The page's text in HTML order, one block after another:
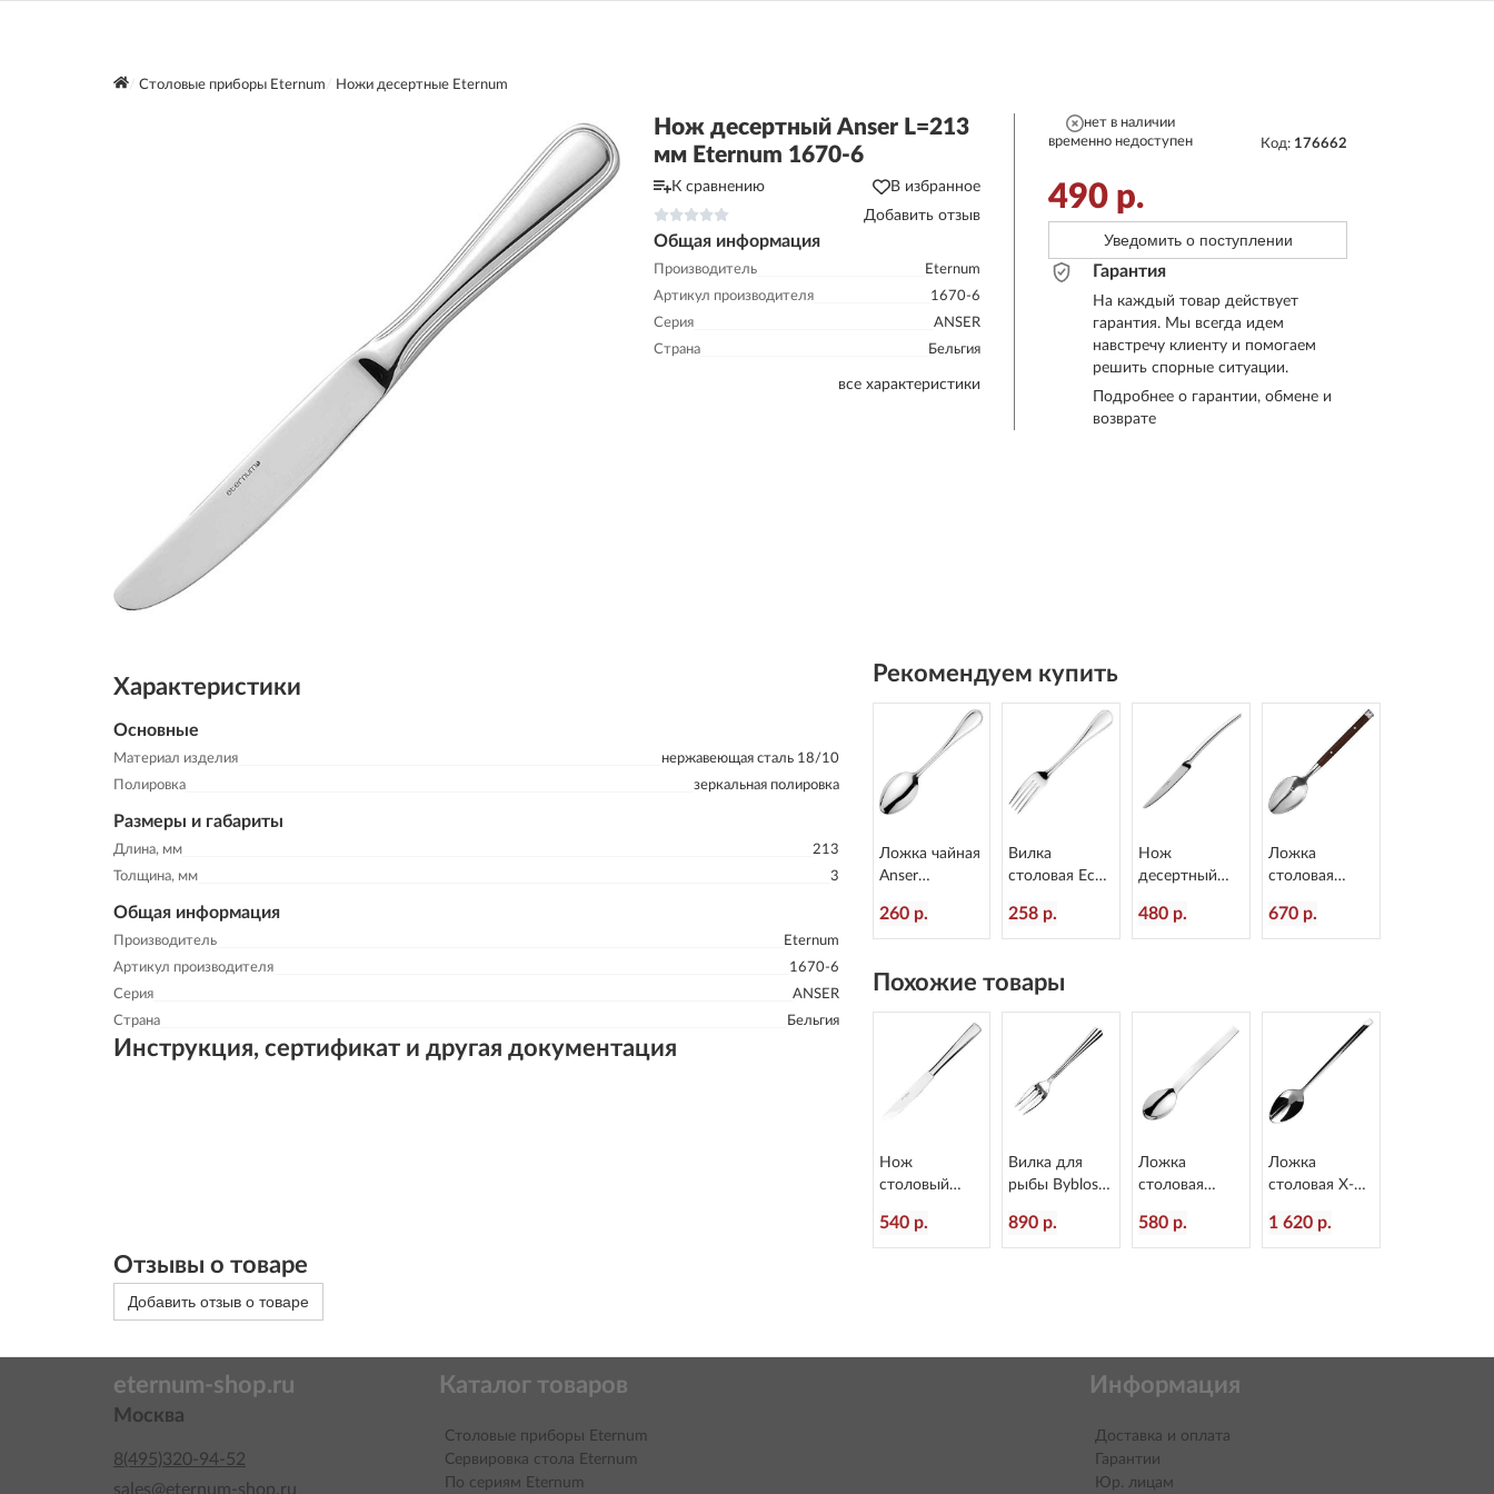
Столовые приборы Eternum Ножи десертные Eternum
Нож десертный Anser L=213
мм Eternum 1670-6
К сравнению
В избранное
Добавить отзыв
Общая информация
Производитель
Eternum
Артикул производителя
1670-6
Серия
ANSER
Страна
Бельгия
все характеристики
нет в наличии
временно недоступен
Код: 176662
490 р.
Уведомить о поступлении
Гарантия
На каждый товар действует
гарантия. Мы всегда идем
навстречу клиенту и помогаем
решить спорные ситуации.
Подробнее о гарантии, обмене и
возврате
Характеристики
Основные
Материал изделия
нержавеющая сталь 18/10
Полировка
зеркальная полировка
Размеры и габариты
Длина, мм
213
Толщина, мм
3
Общая информация
Производитель
Eternum
Артикул производителя
1670-6
Серия
ANSER
Страна
Бельгия
Инструкция, сертификат и другая документация
Рекомендуем купить
Ложка чайная
Anser
Eternum 1670-
3
260 р.
Вилка
столовая Eco
L=205/72 мм
Eternum 968-1
258 р.
Нож
десертный
L=203/110 мм
Eternum 2080-
480 р.
Ложка
столовая
пластиковая
ручка
2
670 р.
Похожие товары
Нож
столовый
L=236/120 мм
Eternum 3010-
540 р.
Вилка для
рыбы Byblos
Eternum 1840-
16
890 р.
Ложка
столовая
L=207/60 мм
Eternum 3020-
580 р.
Ложка
столовая X-15
Eternum 1860-
2
1 620 р.
Отзывы о товаре
Добавить отзыв о товаре
eternum-shop.ru
Москва
8(495)320-94-52
sales@eternum-shop.ru
Каталог товаров
Столовые приборы Eternum
Сервировка стола Eternum
По сериям Eternum
Информация
Доставка и оплата
Гарантии
Юр. лицам